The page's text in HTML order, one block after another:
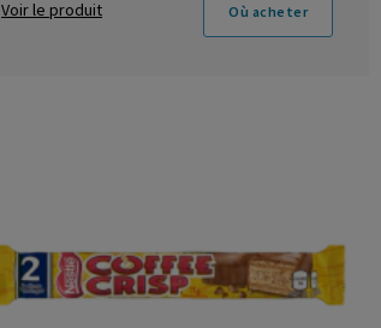
Voir le produit Où acheter